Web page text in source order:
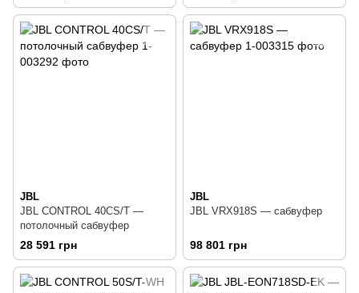
JBL
JBL CONTROL 40CS/T —
потолочный сабвуфер
28 591 грн
JBL
JBL VRX918S — сабвуфер
98 801 грн